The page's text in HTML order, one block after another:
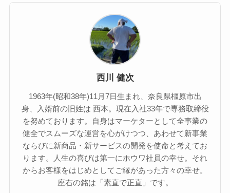
西川 健次
1963年(昭和38年)11月7日生まれ、奈良県橿原市出
身、入婿前の旧姓は 西本。現在入社33年で専務取締役
を努めております。自身はマーケターとして全事業の
健全でスムーズな運営を心がけつつ、あわせて新事業
ならびに新商品・新サービスの開発を使命と考えてお
ります。人生の喜びは第一にホウワ社員の幸せ。それ
からお客様をはじめとしてご縁があった方々の幸せ。
座右の銘は「素直で正直」です。